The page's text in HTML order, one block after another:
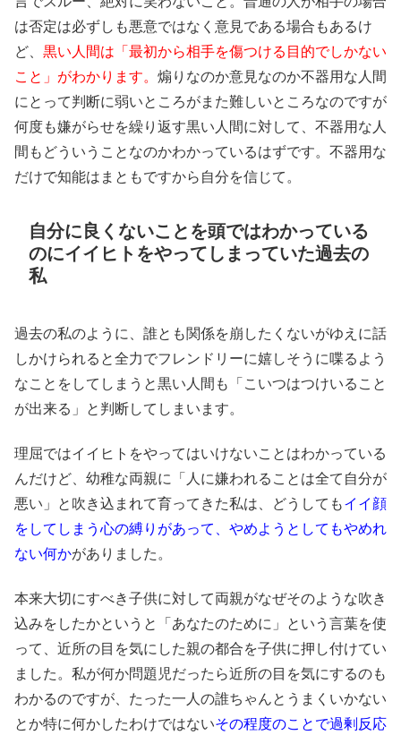
は否定は必ずしも悪意ではなく意見である場合もあるけ
ど、 黒い人間は「最初から相手を傷つける目的でしかない
こと」がわかります。 煽りなのか意見なのか不器用な人間
にとって判断に弱いところがまた難しいところなのですが
何度も嫌がらせを繰り返す黒い人間に対して、不器用な人
間もどういうことなのかわかっているはずです。不器用な
だけで知能はまともですから自分を信じて。
自分に良くないことを頭ではわかっている
のにイイヒトをやってしまっていた過去の
私
過去の私のように、誰とも関係を崩したくないがゆえに話
しかけられると全力でフレンドリーに嬉しそうに喋るよう
なことをしてしまうと黒い人間も「こいつはつけいること
が出来る」と判断してしまいます。
理屈ではイイヒトをやってはいけないことはわかっている
んだけど、幼稚な両親に「人に嫌われることは全て自分が
悪い」と吹き込まれて育ってきた私は、どうしてもイイ顔
をしてしまう心の縛りがあって、やめようとしてもやめれ
ない何かがありました。
本来大切にすべき子供に対して両親がなぜそのような吹き
込みをしたかというと「あなたのために」という言葉を使
って、近所の目を気にした親の都合を子供に押し付けてい
ました。私が何か問題児だったら近所の目を気にするのも
わかるのですが、たった一人の誰ちゃんとうまくいかない
とか特に何かしたわけではないその程度のことで過剰反応